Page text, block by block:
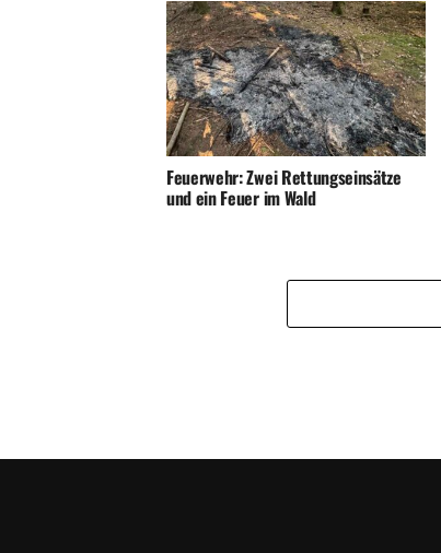
Feuerwehr: Zwei Rettungseinsätze
und ein Feuer im Wald